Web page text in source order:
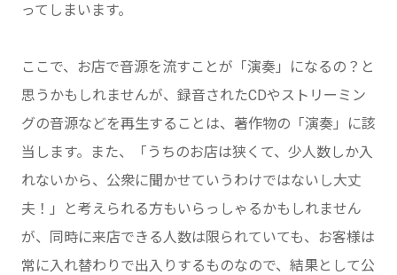
ってしまいます。
ここで、お店で音源を流すことが「演奏」になるの？と
思うかもしれませんが、録音されたCDやストリーミン
グの音源などを再生することは、著作物の「演奏」に該
当します。また、「うちのお店は狭くて、少人数しか入
れないから、公衆に聞かせていうわけではないし大丈
夫！」と考えられる方もいらっしゃるかもしれません
が、同時に来店できる人数は限られていても、お客様は
常に入れ替わりで出入りするものなので、結果として公